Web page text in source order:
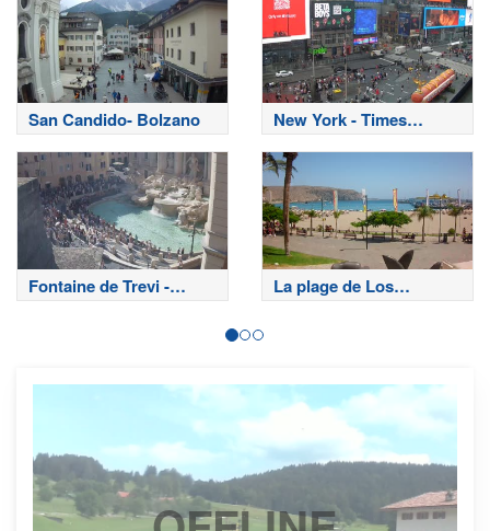
San Candido- Bolzano
New York - Times
Square
Fontaine de Trevi -
Rome
La plage de Los
Cristianos - Tenerife